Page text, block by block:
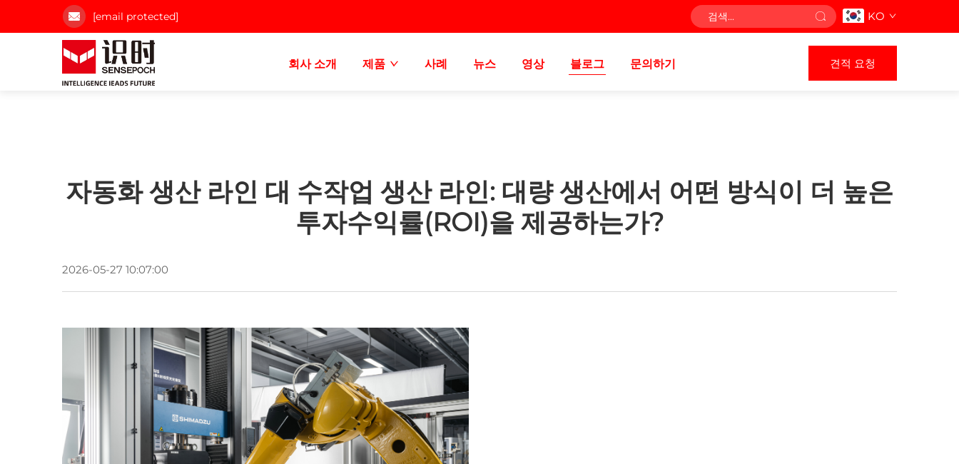
[email protected] KO
회사 소개 제품 사례 뉴스 영상 블로그 문의하기 견적 요청
자동화 생산 라인 대 수작업 생산 라인: 대량 생산에서 어떤 방식이 더 높은
투자수익률(ROI)을 제공하는가?
2026-05-27 10:07:00